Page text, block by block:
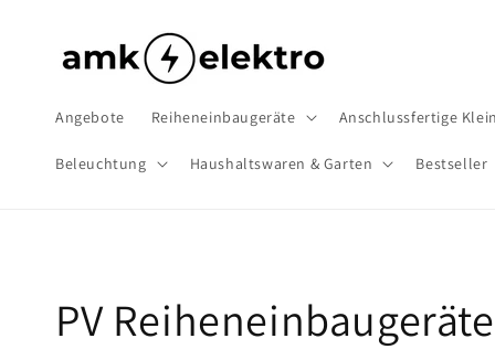
Angebote Reiheneinbaugeräte Anschlussfertige
Beleuchtung Haushaltswaren & Garten Bestseller
K
PV Reiheneinbaugeräte